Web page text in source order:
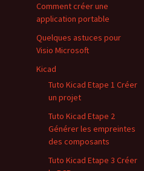
Comment créer une
application portable
Quelques astuces pour
Visio Microsoft
Kicad
Tuto Kicad Etape 1 Créer
un projet
Tuto Kicad Etape 2
Générer les empreintes
des composants
Tuto Kicad Etape 3 Créer